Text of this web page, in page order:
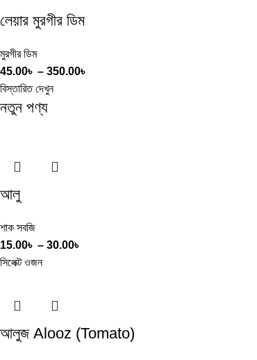
লেয়ার মুরগীর ডিম
মুরগীর ডিম
45.00৳ – 350.00৳
বিস্তারিত দেখুন
নতুন পণ্য
আলু
শাক সবজি
15.00৳ – 30.00৳
সিলেক্ট ওজন
আলুজ Alooz (Tomato)